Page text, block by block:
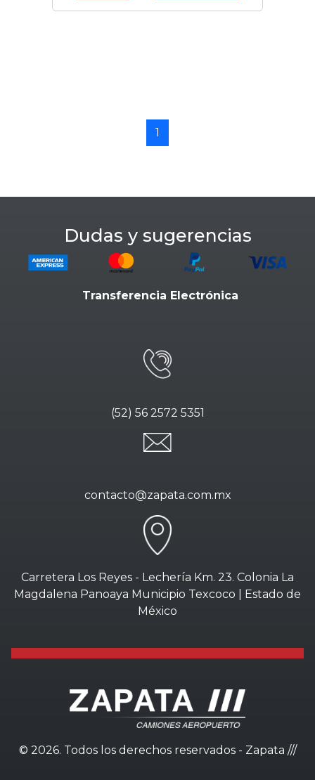
1
Dudas y sugerencias
Transferencia Electrónica
(52) 56 2572 5351
contacto@zapata.com.mx
Carretera Los Reyes - Lechería Km. 23. Colonia La
Magdalena Panoaya Municipio Texcoco | Estado de
México
© 2026. Todos los derechos reservados - Zapata ///